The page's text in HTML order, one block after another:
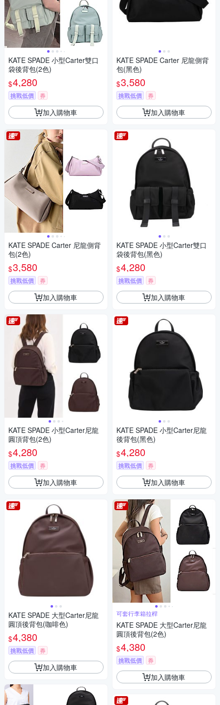
KATE SPADE 小型Carter雙口
袋後背包(2色)
$4,280
挑戰低價 券
加入購物車
KATE SPADE Carter 尼龍側背
包(2色)
$3,580
挑戰低價 券
加入購物車
KATE SPADE 小型Carter尼龍
圓頂背包(2色)
$4,280
挑戰低價 券
加入購物車
KATE SPADE 大型Carter尼龍
圓頂後背包(咖啡色)
$4,380
挑戰低價 券
加入購物車
KATE SPADE Carter 尼龍側背
包(黑色)
$3,580
挑戰低價 券
加入購物車
KATE SPADE 小型Carter雙口
袋後背包(黑色)
$4,280
挑戰低價 券
加入購物車
KATE SPADE 小型Carter尼龍
後背包(黑色)
$4,280
挑戰低價 券
加入購物車
可套行李箱拉桿
KATE SPADE 大型Carter尼龍
圓頂後背包(2色)
$4,380
挑戰低價 券
加入購物車